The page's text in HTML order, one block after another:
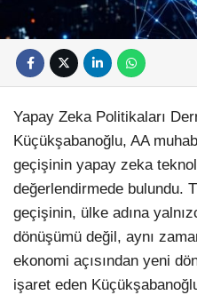
Yapay Zeka Politikaları
Küçükşabanoğlu, AA
geçişinin yapay zeka
değerlendirmede bulundu.
geçişinin, ülke adına
dönüşümü değil, aynı
ekonomi açısından yeni
işaret eden